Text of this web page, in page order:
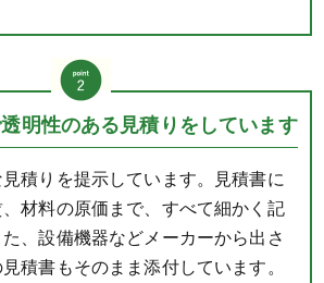
明性のある見積りをしています
積りを提示しています。見積書に
材料の原価まで、すべて細かく記
、設備機器などメーカーから出さ
積書もそのまま添付しています。